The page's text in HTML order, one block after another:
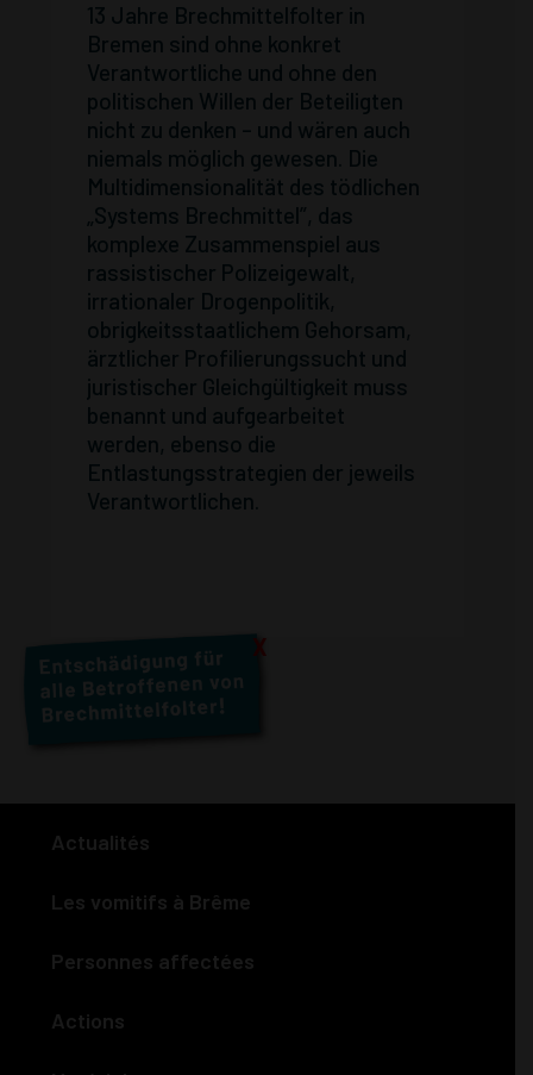
13 Jahre Brechmittelfolter in
Bremen sind ohne konkret
Verantwortliche und ohne den
politischen Willen der Beteiligten
nicht zu denken – und wären auch
niemals möglich gewesen. Die
Multidimensionalität des tödlichen
„Systems Brechmittel”, das
komplexe Zusammenspiel aus
rassistischer Polizeigewalt,
irrationaler Drogenpolitik,
obrigkeitsstaatlichem Gehorsam,
ärztlicher Profilierungssucht und
juristischer Gleichgültigkeit muss
benannt und aufgearbeitet
werden, ebenso die
Entlastungsstrategien der jeweils
Verantwortlichen.
Actualités
Les vomitifs à Brême
Personnes affectées
Actions
X